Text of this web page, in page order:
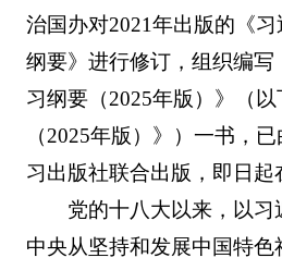
治国办对2021年出版的《
纲要》进行修订，组织编写
习纲要（2025年版）》（
（2025年版）》）一书，
习出版社联合出版，即日起
党的十八大以来，以
中央从坚持和发展中国特